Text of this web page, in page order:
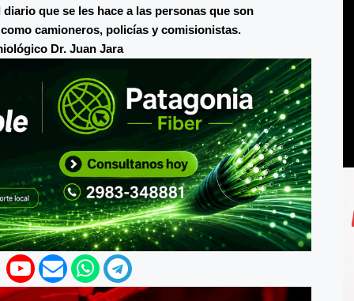
que se les hace a las personas que son
camioneros, policías y comisionistas.
Dr. Juan Jara